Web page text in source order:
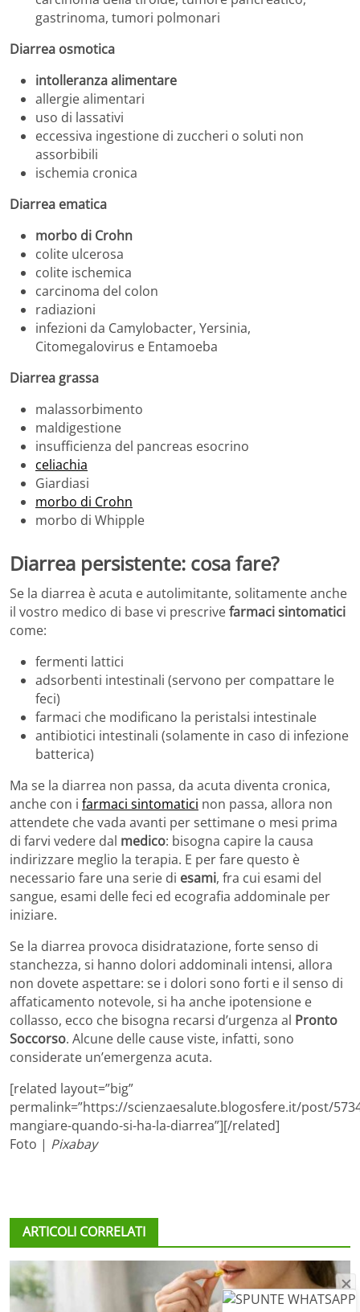
gastrinoma, tumori polmonari
Diarrea osmotica
intolleranza alimentare
allergie alimentari
uso di lassativi
eccessiva ingestione di zuccheri o soluti non
assorbibili
ischemia cronica
Diarrea ematica
morbo di Crohn
colite ulcerosa
colite ischemica
carcinoma del colon
radiazioni
infezioni da Camylobacter, Yersinia,
Citomegalovirus e Entamoeba
Diarrea grassa
malassorbimento
maldigestione
insufficienza del pancreas esocrino
celiachia
Giardiasi
morbo di Crohn
morbo di Whipple
Diarrea persistente: cosa fare?
Se la diarrea è acuta e autolimitante, solitamente anche
il vostro medico di base vi prescrivefarmaci sintomatici
come:
fermenti lattici
adsorbenti intestinali (servono per compattare le
feci)
farmaci che modificano la peristalsi intestinale
antibiotici intestinali (solamente in caso di infezione
batterica)
Ma se la diarrea non passa, da acuta diventa cronica,
anche con i farmaci sintomatici non passa, allora non
attendete che vada avanti per settimane o mesi prima
di farvi vedere dal medico: bisogna capire la causa
indirizzare meglio la terapia. E per fare questo è
necessario fare una serie di esami, fra cui esami del
sangue, esami delle feci ed ecografia addominale per
iniziare.
Se la diarrea provoca disidratazione, forte senso di
stanchezza, si hanno dolori addominali intensi, allora
non dovete aspettare: se i dolori sono forti e il senso di
affaticamento notevole, si ha anche ipotensione e
collasso, ecco che bisogna recarsi d’urgenza al Pronto
Soccorso. Alcune delle cause viste, infatti, sono
considerate un’emergenza acuta.
[related layout=”big”
permalink=”https://scienzaesalute.blogosfere.it/post/
mangiare-quando-si-ha-la-diarrea”][/related]
Foto | Pixabay
ARTICOLI CORRELATI